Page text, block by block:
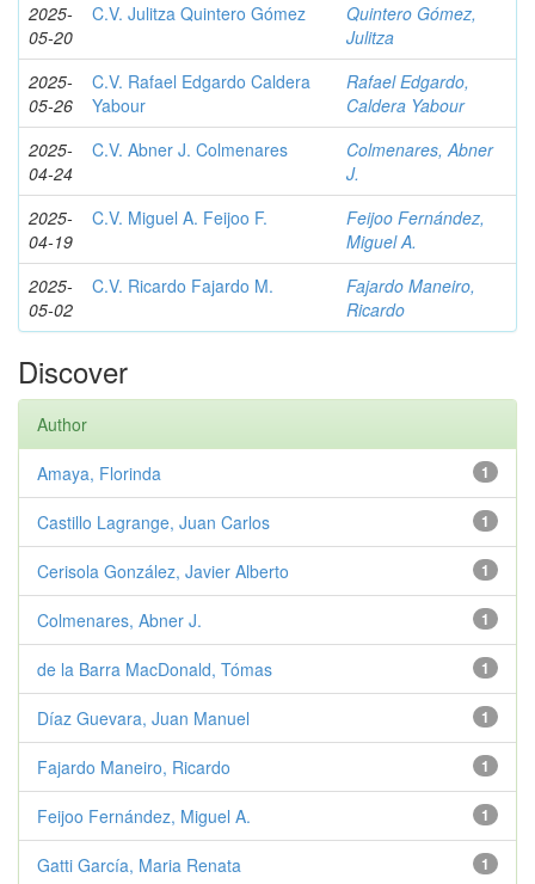
2025-
05-20
C.V. Julitza Quintero Gómez
Quintero Gómez,
Julitza
2025-
05-26
C.V. Rafael Edgardo Caldera
Yabour
Rafael Edgardo,
Caldera Yabour
2025-
04-24
C.V. Abner J. Colmenares
Colmenares, Abner
J.
2025-
04-19
C.V. Miguel A. Feijoo F.
Feijoo Fernández,
Miguel A.
2025-
05-02
C.V. Ricardo Fajardo M.
Fajardo Maneiro,
Ricardo
Discover
Author
1
Amaya, Florinda
1
Castillo Lagrange, Juan Carlos
1
Cerisola González, Javier Alberto
1
Colmenares, Abner J.
1
de la Barra MacDonald, Tómas
1
Díaz Guevara, Juan Manuel
1
Fajardo Maneiro, Ricardo
1
Feijoo Fernández, Miguel A.
1
Gatti García, Maria Renata